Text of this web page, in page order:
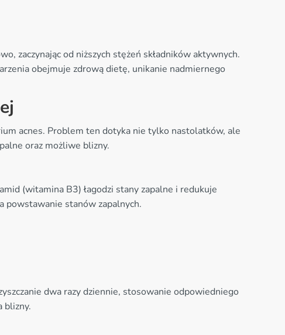
zaczynając od niższych stężeń składników aktywnych.
obejmuje zdrową dietę, unikanie nadmiernego
acnes. Problem ten dotyka nie tylko nastolatków, ale
oraz możliwe blizny.
(witamina B3) łagodzi stany zapalne i redukuje
powstawanie stanów zapalnych.
dwa razy dziennie, stosowanie odpowiedniego
blizny.